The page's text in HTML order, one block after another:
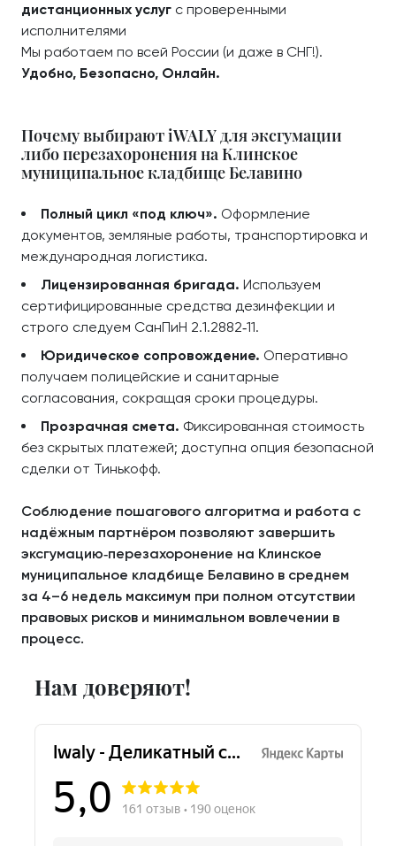
дистанционных услуг с проверенными
исполнителями
Мы работаем по всей России (и даже в СНГ!).
Удобно, Безопасно, Онлайн.
Почему выбирают iWALY для эксгумации
либо перезахоронения на Клинское
муниципальное кладбище Белавино
Полный цикл «под ключ». Оформление
документов, земляные работы, транспортировка и
международная логистика.
Лицензированная бригада. Используем
сертифицированные средства дезинфекции и
строго следуем СанПиН 2.1.2882‑11.
Юридическое сопровождение. Оперативно
получаем полицейские и санитарные
согласования, сокращая сроки процедуры.
Прозрачная смета. Фиксированная стоимость
без скрытых платежей; доступна опция безопасной
сделки от Тинькофф.
Соблюдение пошагового алгоритма и работа с
надёжным партнёром позволяют завершить
эксгумацию‑перезахоронение на Клинское
муниципальное кладбище Белавино в среднем
за 4–6 недель максимум при полном отсутствии
правовых рисков и минимальном вовлечении в
процесс.
Нам доверяют!